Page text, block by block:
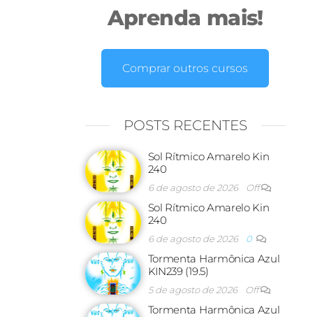
Aprenda mais!
Comprar outros cursos
POSTS RECENTES
Sol Rítmico Amarelo Kin
240
6 de agosto de 2026 Off
Sol Rítmico Amarelo Kin
240
6 de agosto de 2026 0
Tormenta Harmônica Azul
KIN239 (19.5)
5 de agosto de 2026 Off
Tormenta Harmônica Azul